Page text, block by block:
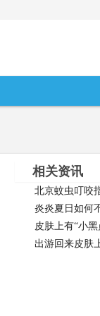
相关资讯
北京蚊虫叮咬
炎炎夏日如何
皮肤上有“小
出游回来皮肤